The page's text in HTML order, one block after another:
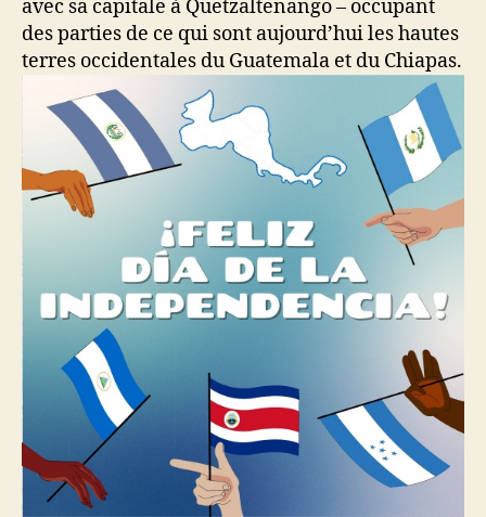
avec sa capitale à Quetzaltenango – occupant
des parties de ce qui sont aujourd’hui les hautes
terres occidentales du Guatemala et du Chiapas.